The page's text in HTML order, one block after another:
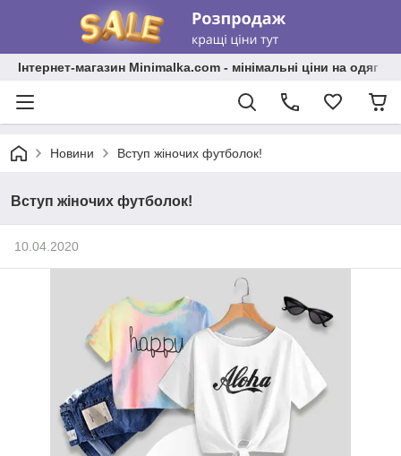
Інтернет-магазин Minimalka.com - мінімальні ціни на одяг
Новини Вступ жіночих футболок!
Вступ жіночих футболок!
10.04.2020